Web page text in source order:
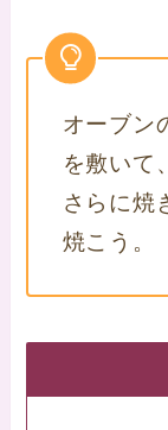
オーブン
を敷いて
さらに焼
焼こう。